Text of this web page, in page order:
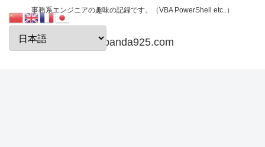
事務系エンジニアの趣味の記録です。（VBA PowerShell etc..）
papanda925.com